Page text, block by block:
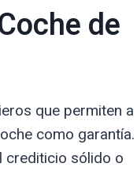
de
que permiten a
como garantía.
crediticio sólido o